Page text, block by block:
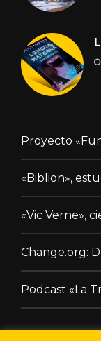
Proyecto
«Biblion»,
«Vic Verne»,
Change.org:
Podcast «La